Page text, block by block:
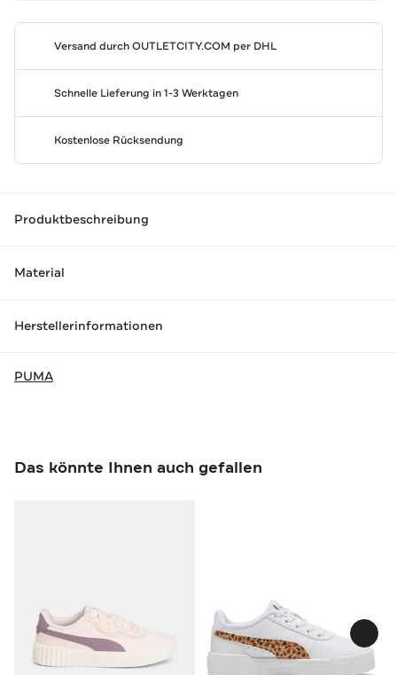
Versand durchOUTLETCITY.COM per DHL
Schnelle Lieferung in 1-3 Werktagen
Kostenlose Rücksendung
Produktbeschreibung
Material
Herstellerinformationen
PUMA
Das könnte Ihnen auch gefallen